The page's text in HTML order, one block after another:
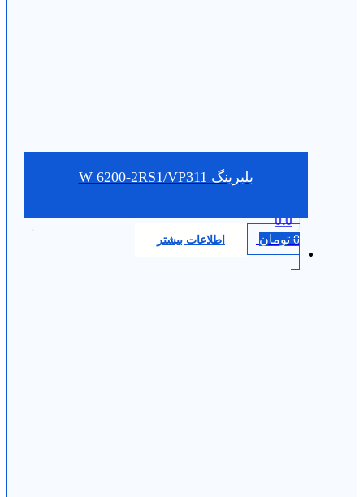
بلبرینگ W 6200-2RS1/VP311
0.0
0 تومان اطلاعات بیشتر